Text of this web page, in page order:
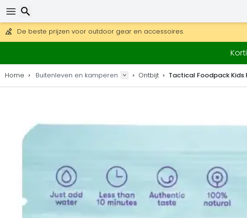
DHL Express is ook beschikbaar.
30 dagen retour, 90 dagen voor houten kaarten en decoraties.
De beste prijzen voor outdoor gear en accessoires.
Home Buitenleven en kamperen Ontbijt Tactical Foodpack Kids